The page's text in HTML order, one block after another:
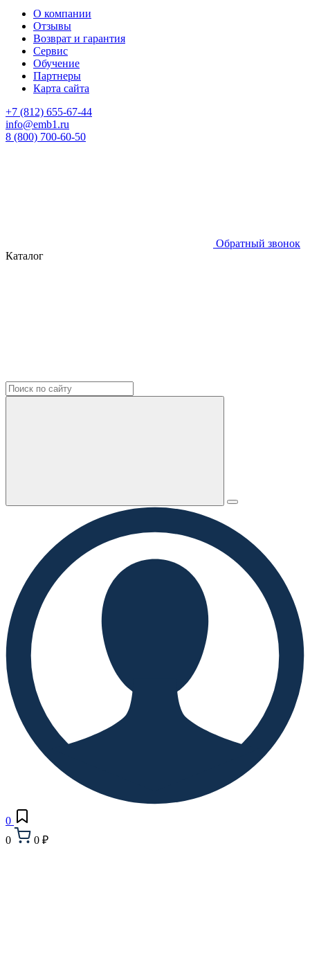
О компании
Отзывы
Возврат и гарантия
Сервис
Обучение
Партнеры
Карта сайта
+7 (812) 655-67-44
info@emb1.ru
8 (800) 700-60-50
Обратный звонок
Каталог
0
0
0 ₽